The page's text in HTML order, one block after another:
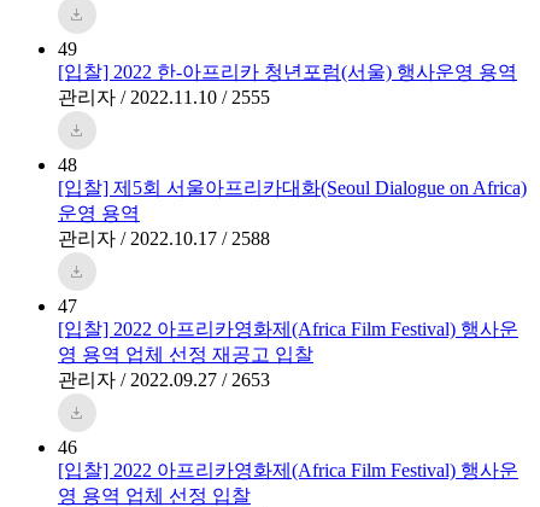
49
[입찰] 2022 한-아프리카 청년포럼(서울) 행사운영 용역
관리자 / 2022.11.10 / 2555
48
[입찰] 제5회 서울아프리카대화(Seoul Dialogue on Africa)
운영 용역
관리자 / 2022.10.17 / 2588
47
[입찰] 2022 아프리카영화제(Africa Film Festival) 행사운
영 용역 업체 선정 재공고 입찰
관리자 / 2022.09.27 / 2653
46
[입찰] 2022 아프리카영화제(Africa Film Festival) 행사운
영 용역 업체 선정 입찰